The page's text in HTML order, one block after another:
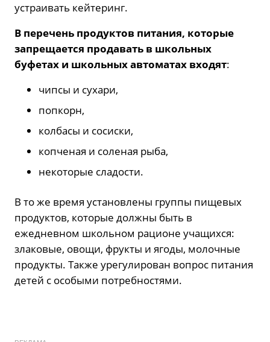
устраивать кейтеринг.
В перечень продуктов питания, которые
запрещается продавать в школьных
буфетах и школьных автоматах входят:
чипсы и сухари,
попкорн,
колбасы и сосиски,
копченая и соленая рыба,
некоторые сладости.
В то же время установлены группы пищевых
продуктов, которые должны быть в
ежедневном школьном рационе учащихся:
злаковые, овощи, фрукты и ягоды, молочные
продукты. Также урегулирован вопрос питания
детей с особыми потребностями.